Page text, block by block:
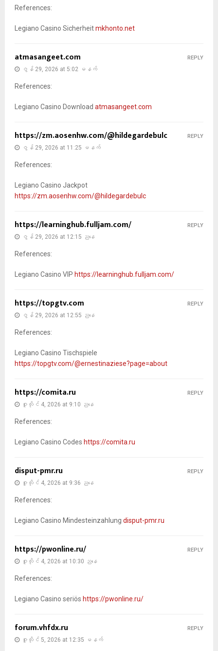
References:
Legiano Casino Sicherheitmkhonto.net
atmasangeet.com
ဇွန် 29, 2026 at 5:02 မနက်
References:
Legiano Casino Download atmasangeet.com
REPLY
https://zm.aosenhw.com/@hildegardebulc
ဇွန် 29, 2026 at 11:25 မနက်
References:
Legiano Casino Jackpot
https://zm.aosenhw.com/@hildegardebulc
REPLY
https://learninghub.fulljam.com/
ဇွန် 29, 2026 at 12:15 ညနေ
References:
Legiano Casino VIP https://learninghub.fulljam.com/
REPLY
https://topgtv.com
ဇွန် 29, 2026 at 12:55 ညနေ
References:
Legiano Casino Tischspiele
https://topgtv.com/@ernestinaziese?page=about
REPLY
https://comita.ru
ဇူလိုင် 4, 2026 at 9:10 ညနေ
References:
Legiano Casino Codes https://comita.ru
REPLY
disput-pmr.ru
ဇူလိုင် 4, 2026 at 9:36 ညနေ
References:
Legiano Casino Mindesteinzahlung disput-pmr.ru
REPLY
https://pwonline.ru/
ဇူလိုင် 4, 2026 at 10:30 ညနေ
References:
Legiano Casino seriös https://pwonline.ru/
REPLY
forum.vhfdx.ru
ဇူလိုင် 5, 2026 at 12:35 မနက်
REPLY